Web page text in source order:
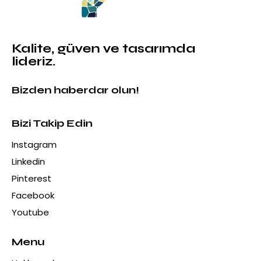
Kalite, güven ve tasarımda
lideriz.
Bizden haberdar olun!
Bizi Takip Edin
Instagram
Linkedin
Pinterest
Facebook
Youtube
Menu